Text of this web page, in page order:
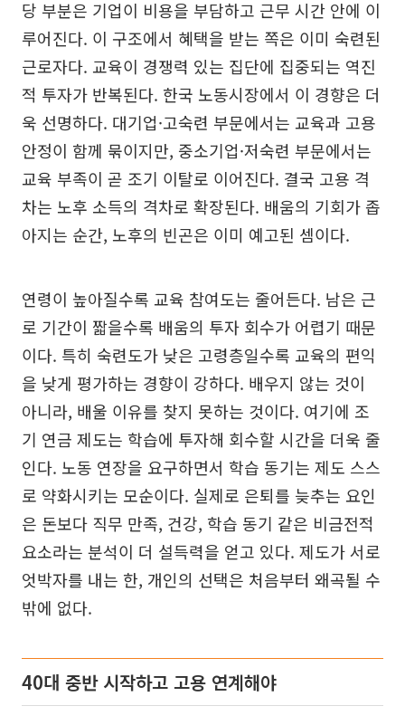
당 부분은 기업이 비용을 부담하고 근무 시간 안에 이
루어진다. 이 구조에서 혜택을 받는 쪽은 이미 숙련된
근로자다. 교육이 경쟁력 있는 집단에 집중되는 역진
적 투자가 반복된다. 한국 노동시장에서 이 경향은 더
욱 선명하다. 대기업·고숙련 부문에서는 교육과 고용
안정이 함께 묶이지만, 중소기업·저숙련 부문에서는
교육 부족이 곧 조기 이탈로 이어진다. 결국 고용 격
차는 노후 소득의 격차로 확장된다. 배움의 기회가 좁
아지는 순간, 노후의 빈곤은 이미 예고된 셈이다.
연령이 높아질수록 교육 참여도는 줄어든다. 남은 근
로 기간이 짧을수록 배움의 투자 회수가 어렵기 때문
이다. 특히 숙련도가 낮은 고령층일수록 교육의 편익
을 낮게 평가하는 경향이 강하다. 배우지 않는 것이
아니라, 배울 이유를 찾지 못하는 것이다. 여기에 조
기 연금 제도는 학습에 투자해 회수할 시간을 더욱 줄
인다. 노동 연장을 요구하면서 학습 동기는 제도 스스
로 약화시키는 모순이다. 실제로 은퇴를 늦추는 요인
은 돈보다 직무 만족, 건강, 학습 동기 같은 비금전적
요소라는 분석이 더 설득력을 얻고 있다. 제도가 서로
엇박자를 내는 한, 개인의 선택은 처음부터 왜곡될 수
밖에 없다.
40대 중반 시작하고 고용 연계해야